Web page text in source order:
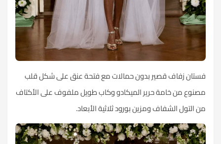
فستان زفافقصير بدون حمالات مع فتحة عنق على شكل قلب
مصنوع من خامة حرير الميكادو وكاب طويل ملفوف على الأكتاف
من التول الشفاف ومزين بورود ثلاثية الأبعاد.